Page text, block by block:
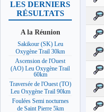
LES DERNIERS
RÉSULTATS
A la Réunion
Sakikour (SK) Leu
Oxygène Trail 30km
Ascension de l'Ouest
(AO) Leu Oxygène Trail
60km
Traversée de l'Ouest (TO)
Leu Oxygène Trail 90km
Foulées Semi nocturnes
de Saint Pierre 5km